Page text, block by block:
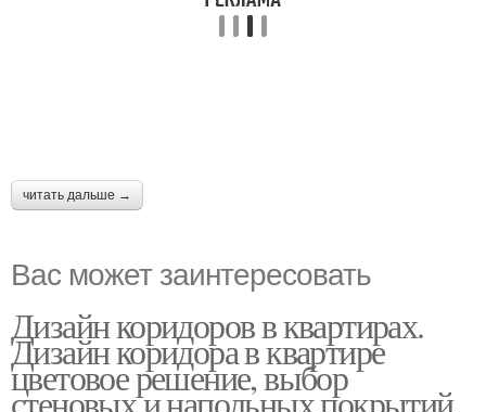
читать дальше →
Вас может заинтересовать
Дизайн коридоров в квартирах.
Дизайн коридора в квартире
цветовое решение, выбор